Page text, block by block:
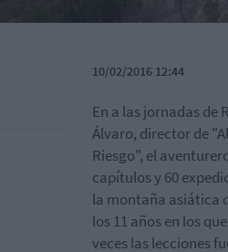
10/02/2016 12:44
En a las jornadas de
Álvaro, director de
Riesgo", el
capítulos y 60
la montaña asiática
los 11 años en los
veces las lecciones